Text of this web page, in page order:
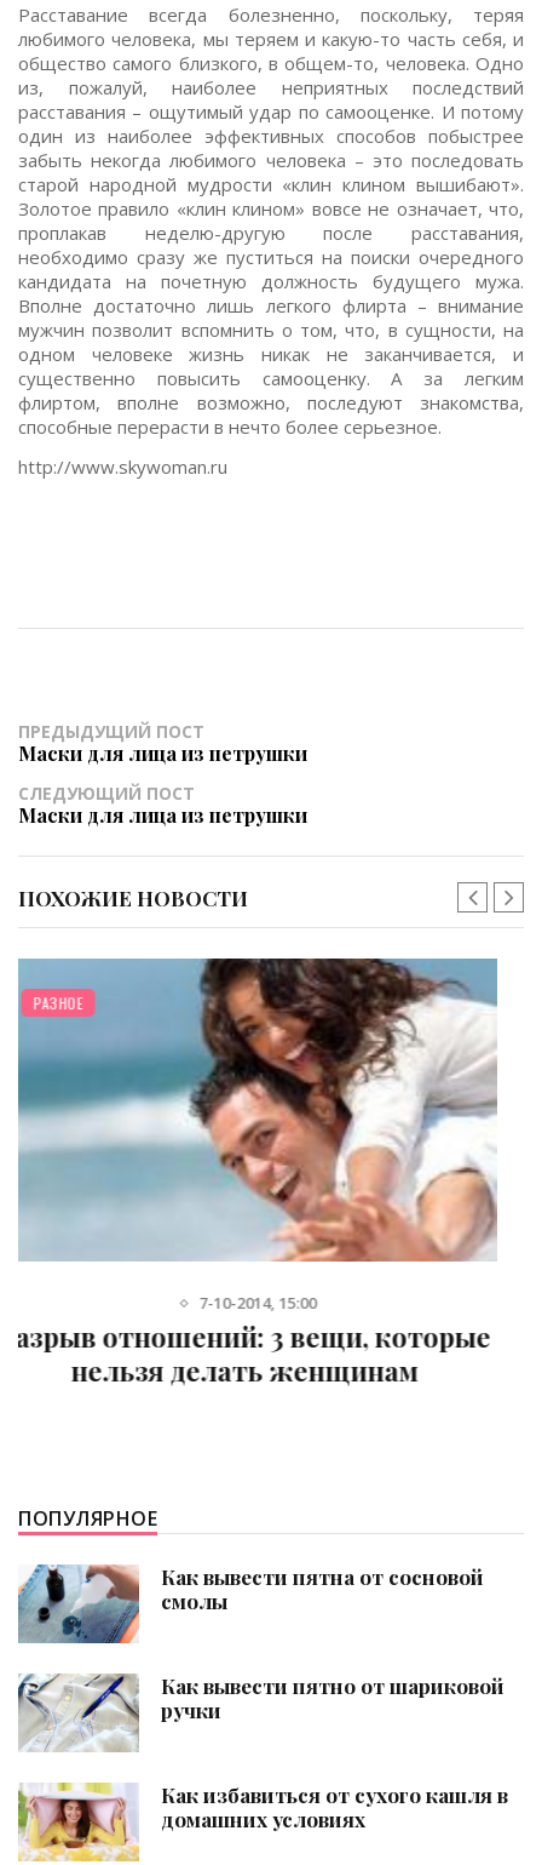
Расставание всегда болезненно, поскольку, теряя
любимого человека, мы теряем и какую-то часть себя, и
общество самого близкого, в общем-то, человека. Одно
из, пожалуй, наиболее неприятных последствий
расставания – ощутимый удар по самооценке. И потому
один из наиболее эффективных способов побыстрее
забыть некогда любимого человека – это последовать
старой народной мудрости «клин клином вышибают».
Золотое правило «клин клином» вовсе не означает, что,
проплакав неделю-другую после расставания,
необходимо сразу же пуститься на поиски очередного
кандидата на почетную должность будущего мужа.
Вполне достаточно лишь легкого флирта – внимание
мужчин позволит вспомнить о том, что, в сущности, на
одном человеке жизнь никак не заканчивается, и
существенно повысить самооценку. А за легким
флиртом, вполне возможно, последуют знакомства,
способные перерасти в нечто более серьезное.
http://www.skywoman.ru
ПРЕДЫДУЩИЙ ПОСТ
Маски для лица из петрушки
СЛЕДУЮЩИЙ ПОСТ
Маски для лица из петрушки
ПОХОЖИЕ НОВОСТИ
РАЗНОЕ
14-07-2020, 12:07
Почему не забывается первая
любовь
ПОПУЛЯРНОЕ
Как вывести пятна от сосновой
смолы
Как вывести пятно от шариковой
ручки
Как избавиться от сухого кашля в
домашних условиях